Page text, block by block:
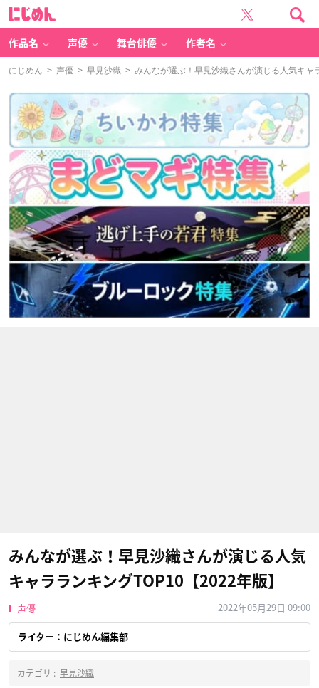
作品名 声優 舞台俳優 作者名
にじめん > 声優 > 早見沙織 > みんなが選ぶ！早見沙織さんが演じる人気キャ
みんなが選ぶ！早見沙織さんが演じる人気
キャラランキングTOP10【2022年版】
声優 2022年05月29日 09:00
ライター：にじめん編集部
カテゴリ : 早見沙織